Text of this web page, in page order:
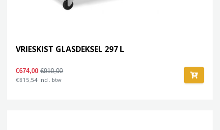
VRIESKIST GLASDEKSEL 297 L
€674,00€910,00
€815,54 incl. btw